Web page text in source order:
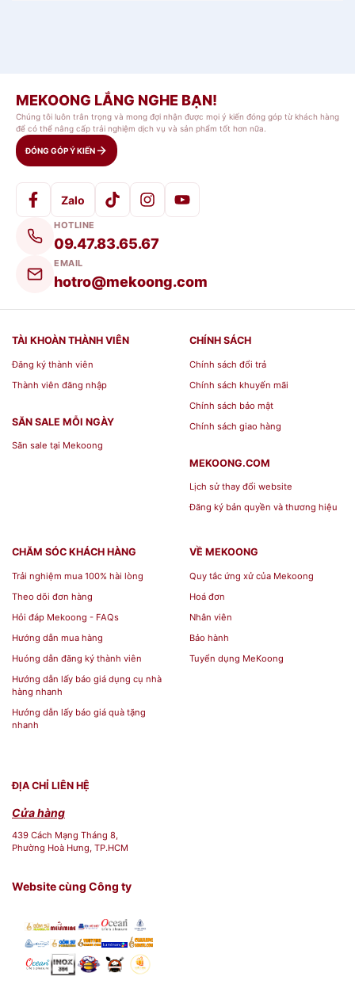
MEKOONG LẮNG NGHE BẠN!
Chúng tôi luôn trân trọng và mong đợi nhận được mọi ý kiến đóng góp từ khách hàng
để có thể nâng cấp trải nghiệm dịch vụ và sản phẩm tốt hơn nữa.
ĐÓNG GÓP Ý KIẾN
Zalo
HOTLINE
09.47.83.65.67
EMAIL
hotro@mekoong.com
TÀI KHOÀN THÀNH VIÊN
Đăng ký thành viên
Thành viên đăng nhập
SĂN SALE MỖI NGÀY
Săn sale tại Mekoong
CHÍNH SÁCH
Chính sách đổi trả
Chính sách khuyến mãi
Chính sách bảo mật
Chính sách giao hàng
MEKOONG.COM
Lịch sử thay đổi website
Đăng ký bản quyền và thương hiệu
CHĂM SÓC KHÁCH HÀNG
Trải nghiệm mua 100% hài lòng
Theo dõi đơn hàng
Hỏi đáp Mekoong - FAQs
Hướng dẫn mua hàng
Huóng dẫn đăng ký thành viên
Hướng dẫn lấy báo giá dụng cụ nhà
hàng nhanh
Hướng dẫn lấy báo giá quà tặng
nhanh
VỀ MEKOONG
Quy tắc ứng xử của Mekoong
Hoá đơn
Nhân viên
Bảo hành
Tuyển dụng MeKoong
ĐỊA CHỈ LIÊN HỆ
Cửa hàng
439 Cách Mạng Tháng 8,
Phường Hoà Hưng, TP.HCM
Website cùng Công ty